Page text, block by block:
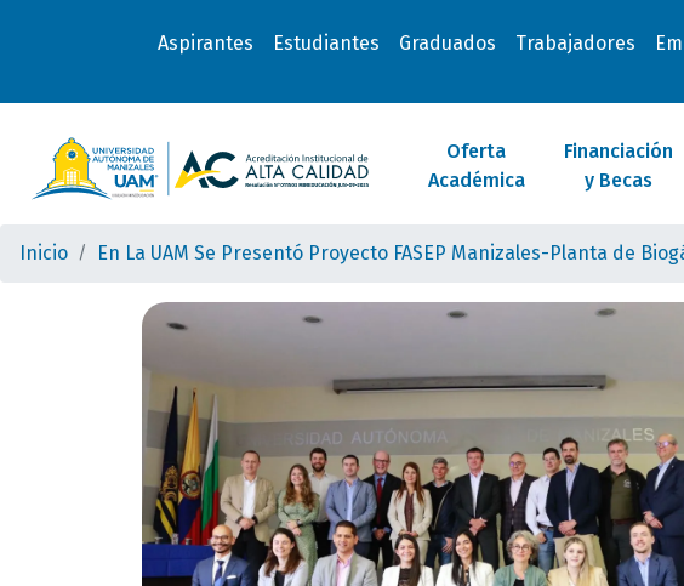
Aspirantes Estudiantes Graduados Trabajadores
Oferta
Académica
Financiación
y Becas
Inicio En La UAM Se Presentó Proyecto FASEP Manizales-Planta de